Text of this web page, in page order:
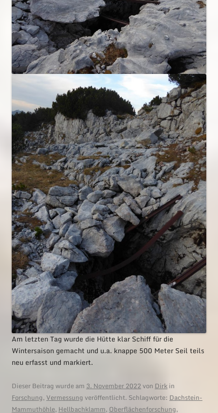
Am letzten Tag wurde die Hütte klar Schiff für die
Wintersaison gemacht und u.a. knappe 500 Meter Seil teils
neu erfasst und markiert.
Dieser Beitrag wurde am 3. November 2022von Dirkin
Forschung, Vermessungveröffentlicht. Schlagworte: Dachstein-
Mammuthöhle, Hellbachklamm, Oberflächenforschung,